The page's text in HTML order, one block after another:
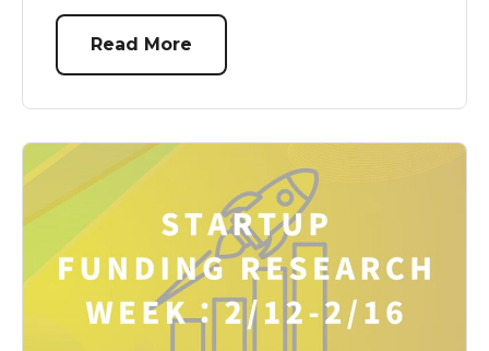
Read More